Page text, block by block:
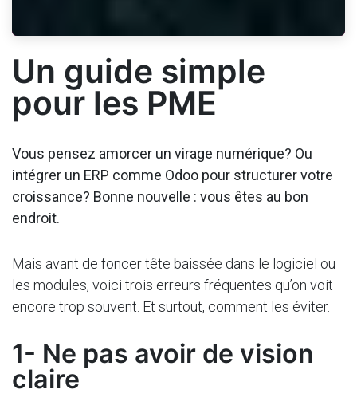
Un guide simple
pour les PME
Vous pensez amorcer un virage numérique? Ou
intégrer un ERP comme Odoo pour structurer votre
croissance? Bonne nouvelle : vous êtes au bon
endroit.
Mais avant de foncer tête baissée dans le logiciel ou
les modules, voici trois erreurs fréquentes qu’on voit
encore trop souvent. Et surtout, comment les éviter.
1- Ne pas avoir de vision
claire